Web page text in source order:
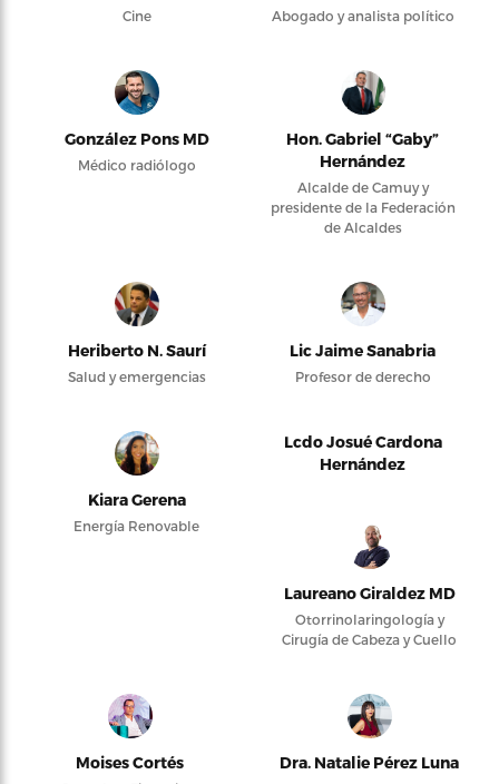
Cine Abogado y analista político
González Pons MD
Médico radiólogo
Hon. Gabriel “Gaby”
Hernández
Alcalde de Camuy y
presidente de la Federación
de Alcaldes
Heriberto N. Saurí
Salud y emergencias
Lic Jaime Sanabria
Profesor de derecho
Kiara Gerena
Energía Renovable
Lcdo Josué Cardona
Hernández
Laureano Giraldez MD
Otorrinolaringología y
Cirugía de Cabeza y Cuello
Moises Cortés Dra. Natalie Pérez Luna